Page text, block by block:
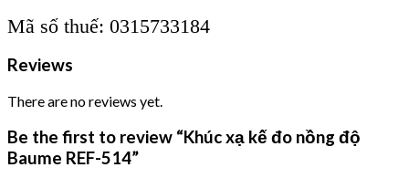
Mã số thuế: 0315733184
Reviews
There are no reviews yet.
Be the first to review “Khúc xạ kế đo nồng độ
Baume REF-514”